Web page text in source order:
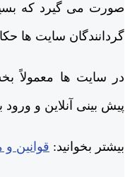
صورت می گیرد که
گردانندگان سایت ها
در سایت ها معمولاً
پیش بینی آنلاین و
بیشتر بخوانید: قوانین و